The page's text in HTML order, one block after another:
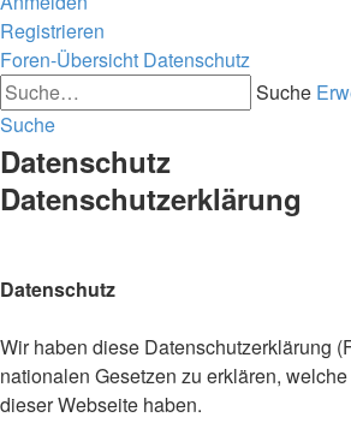
Registrieren
Foren-Übersicht Datenschutz
Suche
Suche
Datenschutz
Datenschutzerklärung
Datenschutz
Wir haben diese Datenschutzerklärung
nationalen Gesetzen zu erklären,
dieser Webseite haben.